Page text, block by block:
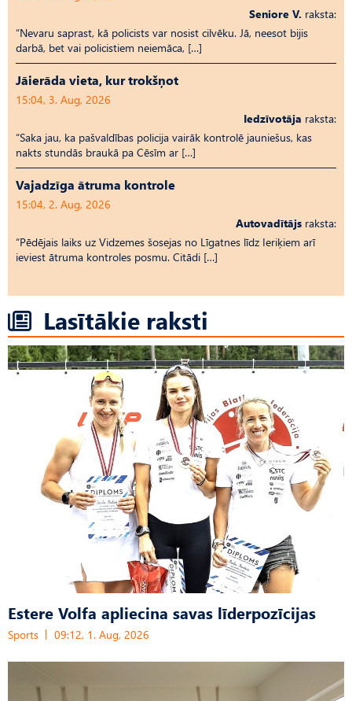
Seniore V. raksta:
“Nevaru saprast, kā policists var nosist cilvēku. Jā, neesot bijis
darbā, bet vai policistiem neiemāca, […]
Jāierāda vieta, kur trokšņot
15:04, 3. Aug, 2026
Iedzīvotāja raksta:
“Saka jau, ka pašvaldības policija vairāk kontrolē jauniešus, kas
nakts stundās braukā pa Cēsīm ar […]
Vajadzīga ātruma kontrole
15:04, 2. Aug, 2026
Autovadītājs raksta:
“Pēdējais laiks uz Vid­ze­mes šosejas no Līgatnes līdz Ieriķiem arī
ieviest ātruma kontroles posmu. Citādi […]
Lasītākie raksti
Estere Volfa apliecina savas līderpozīcijas
Sports 09:12, 1. Aug, 2026